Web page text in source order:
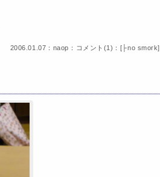
2006.01.07：naop： コメント(1) ：[ ├no smork]